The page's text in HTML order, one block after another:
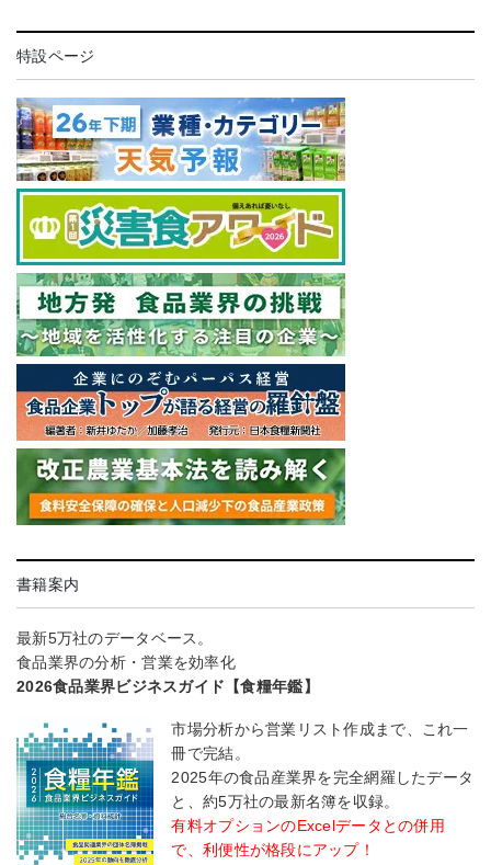
特設ページ
書籍案内
最新5万社のデータベース。
食品業界の分析・営業を効率化
2026食品業界ビジネスガイド【食糧年鑑】
市場分析から営業リスト作成まで、これ一
冊で完結。
2025年の食品産業界を完全網羅したデータ
と、約5万社の最新名簿を収録。
有料オプションのExcelデータとの併用
で、利便性が格段にアップ！